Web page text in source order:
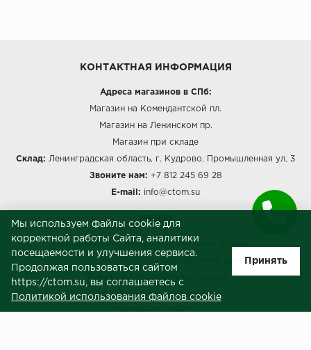
КОНТАКТНАЯ ИНФОРМАЦИЯ
Адреса магазинов в СПб:
Магазин на Комендантской пл.
Магазин на Ленинском пр.
Магазин при складе
Склад: Ленинградская область, г. Кудрово, Промышленная ул, 3
Звоните нам: +7 812 245 69 28
E-mail: info@ctom.su
МЕНЮ
Политика обработки персональных данных
Согласие на обработку персональных данных
Пользовательское соглашение
Публичная оферта
Мы используем файлы cookie для
корректной работы Сайта, аналитики
посещаемости и улучшения сервиса.
Продолжая пользоваться сайтом
https://ctom.su, вы соглашаетесь с
Политикой использования файлов cookie
Принять